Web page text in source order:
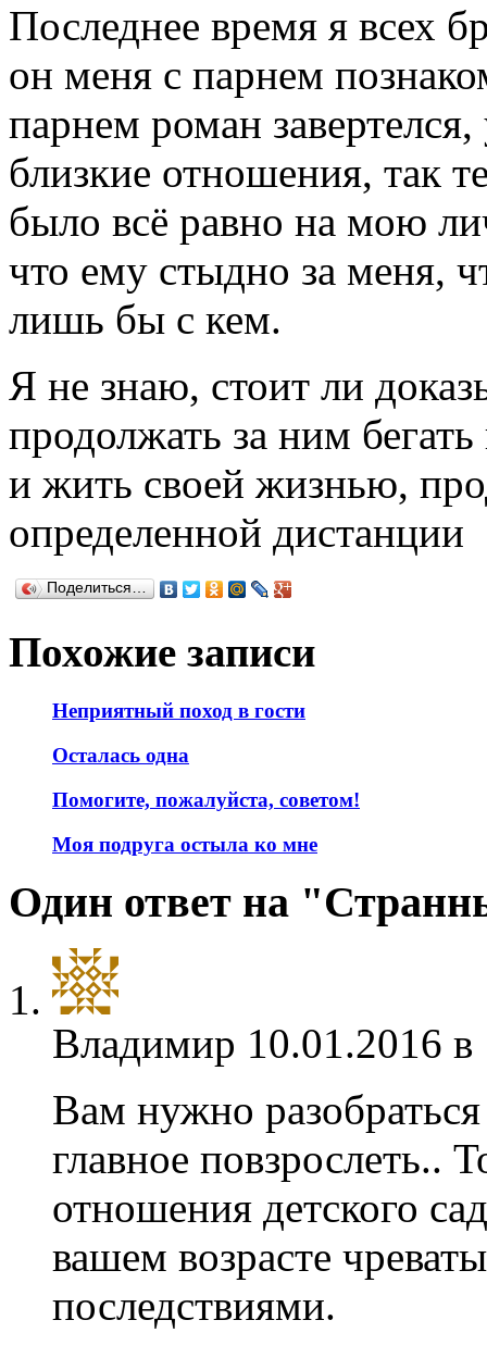
Последнее время я всех
он меня с парнем
парнем роман
близкие отношения, так
было всё равно на мою
что ему стыдно за меня,
лишь бы с кем.
Я не знаю, стоит ли
продолжать за ним
и жить своей жизнью,
определенной дистанции
Поделиться…
Похожие записи
Неприятный поход в гости
Осталась одна
Помогите, пожалуйста, советом!
Моя подруга остыла ко мне
Один ответ на
Владимир 10.01.2016
Вам нужно
главное
отношения детского
вашем возрасте
последствиями.